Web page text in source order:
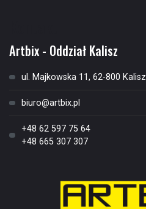
Artbix - Oddział Kalisz
ul. Majkowska 11, 62-800 Kalisz
biuro@artbix.pl
+48 62 597 75 64
+48 665 307 307